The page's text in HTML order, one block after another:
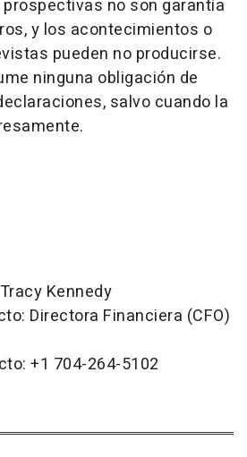
no son garantía
y los acontecimientos o
pueden no producirse.
ninguna obligación de
salvo cuando la
Kennedy
Directora Financiera (CFO)
+1 704-264-5102